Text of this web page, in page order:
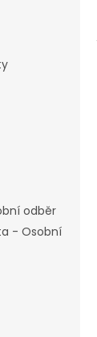
odběr
- Osobní